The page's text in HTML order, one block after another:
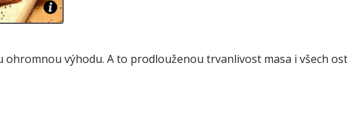
ohromnou výhodu. A to prodlouženou trvanlivost masa i všech